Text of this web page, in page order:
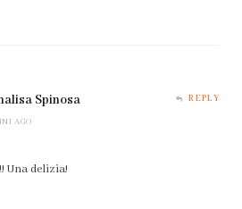
Spinosa
AGO
REPLY
Una delizia!